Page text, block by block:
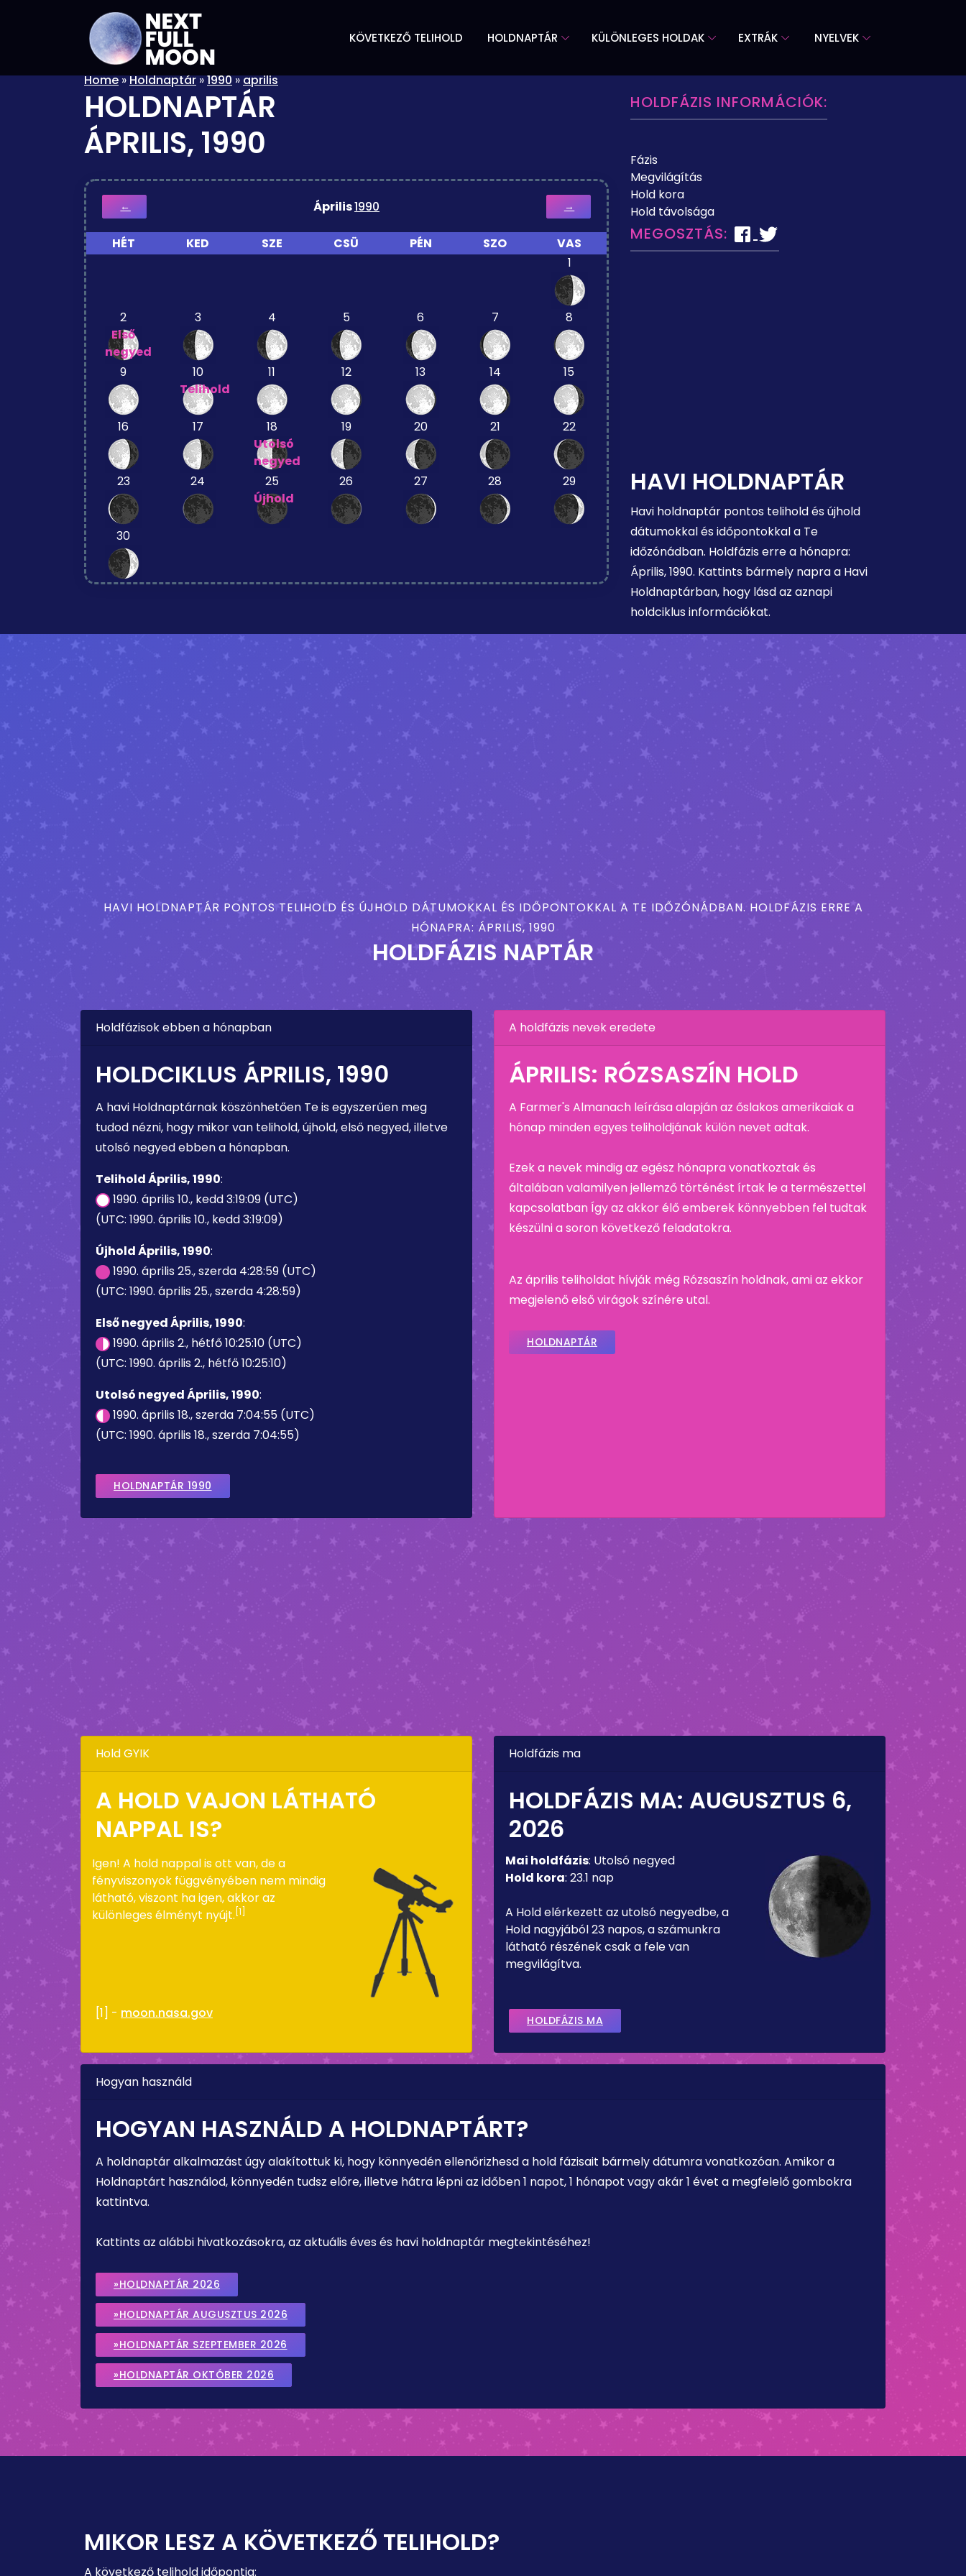
KÖVETKEZŐ TELIHOLD HOLDNAPTÁR KÜLÖNLEGES HOLDAK EXTRÁK NYELVEK
Home»Holdnaptár»1990»aprilis
HOLDNAPTÁR
ÁPRILIS, 1990
← Április1990 →
HÉT KED SZE CSÜ PÉN SZO
VAS
1
2
Első
negyed
3 4 5 6 7 8
9
10
Telihold
11 12 13 14 15
16 17
18
Utolsó
negyed
19 20 21 22
23 24
25
Újhold
26 27 28 29
30
HOLDFÁZIS INFORMÁCIÓK:
Fázis
Megvilágítás
Hold kora
Hold távolsága
MEGOSZTÁS:
HAVI HOLDNAPTÁR
Havi holdnaptár pontos telihold és újhold
dátumokkal és időpontokkal a Te
időzónádban. Holdfázis erre a hónapra:
Április, 1990. Kattints bármely napra a Havi
Holdnaptárban, hogy lásd az aznapi
holdciklus információkat.
HAVI HOLDNAPTÁR PONTOS TELIHOLD ÉS ÚJHOLD DÁTUMOKKAL ÉS IDŐPONTOKKAL A TE IDŐZÓNÁDBAN. HOLDFÁZIS ERRE A
HÓNAPRA: ÁPRILIS, 1990
HOLDFÁZIS NAPTÁR
Holdfázisok ebben a hónapban
HOLDCIKLUS ÁPRILIS, 1990
A havi Holdnaptárnak köszönhetően Te is egyszerűen meg
tudod nézni, hogy mikor van telihold, újhold, első negyed, illetve
utolsó negyed ebben a hónapban.
Telihold Április, 1990:
1990. április 10., kedd 3:19:09 (UTC)
(UTC: 1990. április 10., kedd 3:19:09)
Újhold Április, 1990:
1990. április 25., szerda 4:28:59 (UTC)
(UTC: 1990. április 25., szerda 4:28:59)
Első negyed Április, 1990:
1990. április 2., hétfő 10:25:10 (UTC)
(UTC: 1990. április 2., hétfő 10:25:10)
Utolsó negyed Április, 1990:
1990. április 18., szerda 7:04:55 (UTC)
(UTC: 1990. április 18., szerda 7:04:55)
HOLDNAPTÁR 1990
A holdfázis nevek eredete
ÁPRILIS: RÓZSASZÍN HOLD
A Farmer's Almanach leírása alapján az őslakos amerikaiak a
hónap minden egyes teliholdjának külön nevet adtak.
Ezek a nevek mindig az egész hónapra vonatkoztak és
általában valamilyen jellemző történést írtak le a természettel
kapcsolatban Így az akkor élő emberek könnyebben fel tudtak
készülni a soron következő feladatokra.
Az április teliholdat hívják még Rózsaszín holdnak, ami az ekkor
megjelenő első virágok színére utal.
HOLDNAPTÁR
Hold GYIK
A HOLD VAJON LÁTHATÓ
NAPPAL IS?
Igen! A hold nappal is ott van, de a
fényviszonyok függvényében nem mindig
látható, viszont ha igen, akkor az
különleges élményt nyújt. [1]
[1] - moon.nasa.gov
Holdfázis ma
HOLDFÁZIS MA: AUGUSZTUS 6,
2026
Mai holdfázis: Utolsó negyed
Hold kora: 23.1 nap
A Hold elérkezett az utolsó negyedbe, a
Hold nagyjából 23 napos, a számunkra
látható részének csak a fele van
megvilágítva.
HOLDFÁZIS MA
Hogyan használd
HOGYAN HASZNÁLD A HOLDNAPTÁRT?
A holdnaptár alkalmazást úgy alakítottuk ki, hogy könnyedén ellenőrizhesd a hold fázisait bármely dátumra vonatkozóan. Amikor a
Holdnaptárt használod, könnyedén tudsz előre, illetve hátra lépni az időben 1 napot, 1 hónapot vagy akár 1 évet a megfelelő gombokra
kattintva.
Kattints az alábbi hivatkozásokra, az aktuális éves és havi holdnaptár megtekintéséhez!
»HOLDNAPTÁR 2026
»HOLDNAPTÁR AUGUSZTUS 2026
»HOLDNAPTÁR SZEPTEMBER 2026
»HOLDNAPTÁR OKTÓBER 2026
MIKOR LESZ A KÖVETKEZŐ TELIHOLD?
A következő telihold időpontja: